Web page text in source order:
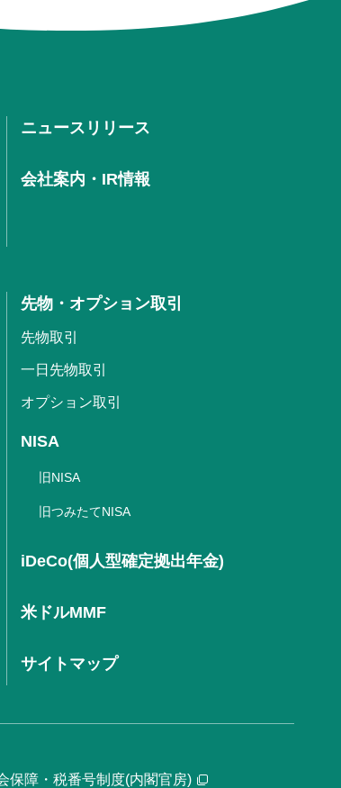
ニュースリリース
会社案内・IR情報
先物・オプション取引
先物取引
一日先物取引
オプション取引
NISA
旧NISA
旧つみたてNISA
iDeCo(個人型確定拠出年金)
米ドルMMF
サイトマップ
保障・税番号制度(内閣官房)